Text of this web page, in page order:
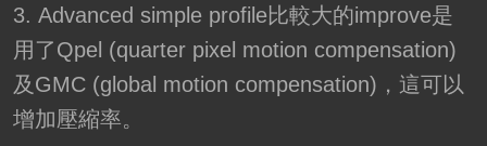
3. Advanced simple profile比較大的improve是
用了Qpel (quarter pixel motion compensation)
及GMC (global motion compensation)，這可以
增加壓縮率。